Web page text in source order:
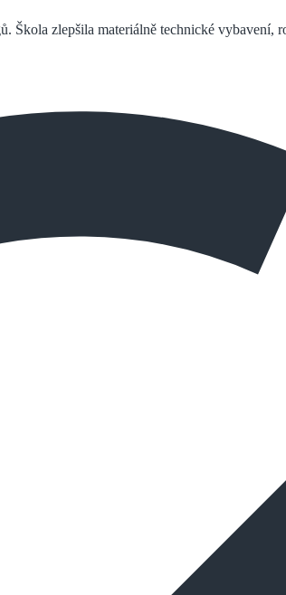
Škola zlepšila materiálně technické